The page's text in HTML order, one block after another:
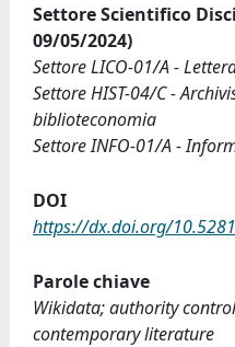
Settore Scientifico
09/05/2024)
Settore LICO-01/A -
Settore HIST-04/C -
biblioteconomia
Settore INFO-01/A -
DOI
https://dx.doi.org/
Parole chiave
Wikidata; authority
contemporary literature